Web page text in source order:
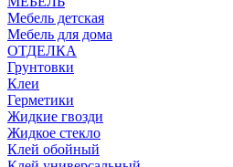
Мебель детская
Мебель для дома
ОТДЕЛКА
Грунтовки
Клеи
Герметики
Жидкие гвозди
Жидкое стекло
Клей обойный